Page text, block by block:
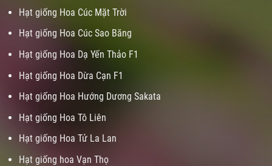
Hạt giống Hoa Cúc Mặt Trời
Hạt giống Hoa Cúc Sao Băng
Hạt giống Hoa Dạ Yến Thảo F1
Hạt giống Hoa Dừa Cạn F1
Hạt giống Hoa Hướng Dương Sakata
Hạt giống Hoa Tô Liên
Hạt giống Hoa Tử La Lan
Hạt giống hoa Vạn Thọ